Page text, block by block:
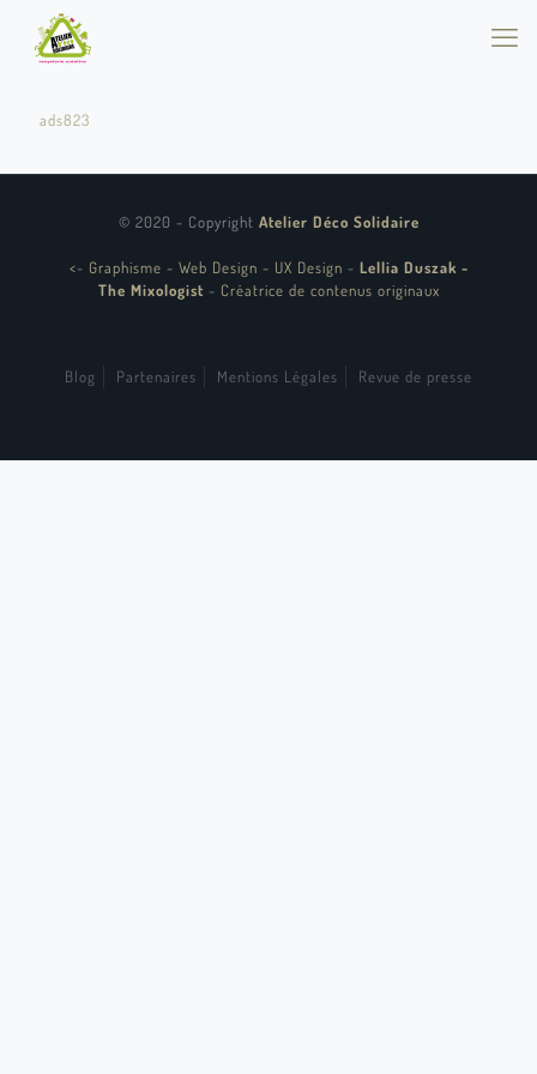
ads823
© 2020 - Copyright Atelier Déco Solidaire
<- Graphisme - Web Design - UX Design - Lellia Duszak -
The Mixologist - Créatrice de contenus originaux
Blog Partenaires Mentions Légales Revue de presse